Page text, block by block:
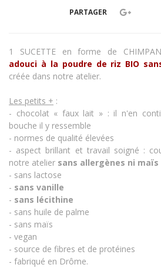
PARTAGER
1 SUCETTE en forme de
adouci à la poudre de riz BIO
créée dans notre atelier.
Les petits + :
- chocolat « faux lait » : il n'en
bouche il y ressemble
- normes de qualité élevées
- aspect brillant et travail soigné :
notre atelier sans allergènes ni maïs
- sans lactose
- sans vanille
- sans lécithine
- sans huile de palme
- sans maïs
- vegan
- source de fibres et de protéines
- fabriqué en Drôme.